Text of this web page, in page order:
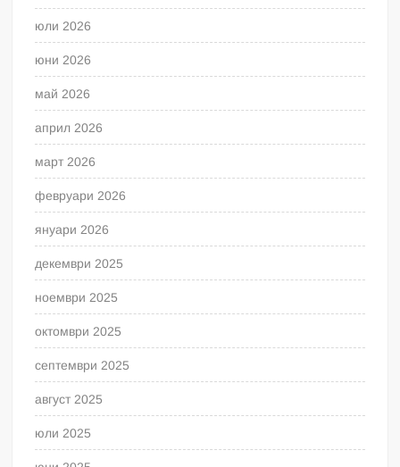
юли 2026
юни 2026
май 2026
април 2026
март 2026
февруари 2026
януари 2026
декември 2025
ноември 2025
октомври 2025
септември 2025
август 2025
юли 2025